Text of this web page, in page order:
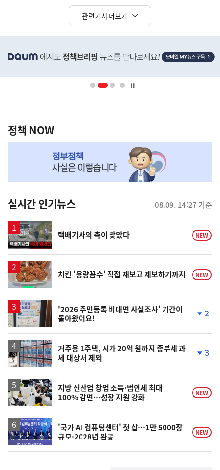
관련기사 더보기
단
배
영
책
NOW,
뉴
스
정책 NOW
실시간 인기뉴스 08.09. 14:27 기준
영
상
택배기사의 촉이 맞았다 NEW
치킨 '용량꼼수' 직접 재보고 제보하기까지 NEW
'2026 주민등록 비대면 사실조사' 기간이
돌아왔어요!
계
2
거주용 1주택, 시가 20억 원까지 종부세 과
세 대상서 제외
계
락
3
지방 신산업 창업 소득·법인세 최대
100% 감면…성장 지원 강화
NEW
'국가 AI 컴퓨팅센터' 첫 삽…1만 5000장
규모·2028년 완공
NEW